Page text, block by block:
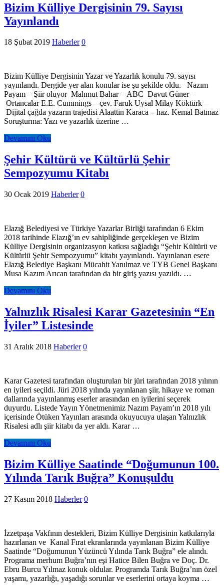
Bizim Külliye Dergisinin 79. Sayısı
Yayınlandı
18 Şubat 2019 Haberler 0
Bizim Külliye Dergisinin Yazar ve Yazarlık konulu 79. sayısı
yayınlandı. Dergide yer alan konular ise şu şekilde oldu. Nazım
Payam – Şiir oluyor Mahmut Bahar – ABC Davut Güner –
Ortancalar E.E. Cummings – çev. Faruk Uysal Milay Köktürk –
Dijital çağda yazarın trajedisi Alaattin Karaca – haz. Kemal Batmaz
Soruşturma: Yazı ve yazarlık üzerine …
Devamını Oku
Şehir Kültürü ve Kültürlü Şehir
Sempozyumu Kitabı
30 Ocak 2019 Haberler 0
Elazığ Belediyesi ve Türkiye Yazarlar Birliği tarafından 6 Ekim
2018 tarihinde Elazığ’ın ev sahipliğinde gerçekleşen ve Bizim
Külliye Dergisinin organizasyon katkısı sağladığı “Şehir Kültürü ve
Kültürlü Şehir Sempozyumu” kitabı yayınlandı. Yayınlanan esere
Elazığ Belediye Başkanı Mücahit Yanılmaz ve TYB Genel Başkanı
Musa Kazım Arıcan tarafından da bir giriş yazısı yazıldı. …
Devamını Oku
Yalnızlık Risalesi Karar Gazetesinin “En
İyiler” Listesinde
31 Aralık 2018 Haberler 0
Karar Gazetesi tarafından oluşturulan bir jüri tarafından 2018 yılının
en iyileri seçildi. Jüri 2018 yılında yayınlanan şiir, hikaye ve roman
dallarında yayınlanmış eserler arasından en iyilerini seçerek
duyurdu. Listede Yayın Yönetmenimiz Nazım Payam’ın 2018 yılı
içerisinde Ötüken Yayınları arasında okuyucuya ulaşan Yalnızlık
Risalesi adlı şiir kitabı da yer aldı. Karar …
Devamını Oku
Bizim Külliye Saatinde “Doğumunun 100.
Yılında Tarık Buğra” Konuşuldu
27 Kasım 2018 Haberler 0
İzzetpaşa Vakfının destekleri, Bizim Külliye Dergisinin katkılarıyla
hazırlanan ve Kanal Fırat ekranlarında yayınlanan Bizim Külliye
Saatinde “Doğumunun Yüzüncü Yılında Tarık Buğra” ele alındı.
Programa merhum Buğra’nın eşi Hatice Bilen Buğra ve Doç. Dr.
Ebru Burcu Yılmaz konuk oldular. Programda Tarık Buğra’nın özel
yaşamı, yazarlığı, yaşadığı sorunlar ve eserlerini ortaya koyma …